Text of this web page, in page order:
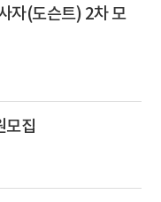
자(도슨트) 2차 모
모집